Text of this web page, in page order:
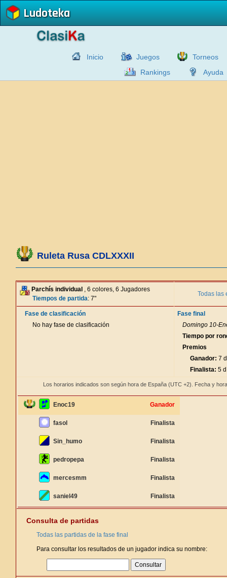
Ludoteka
Inicio Juegos
Torneos
Rankings
Ayuda
Ruleta Rusa CDLXXXII
Parchís individual , 6 colores, 6 Jugadores
Tiempos de partida: 7"
Todas las
Fase de clasificación
No hay fase de clasificación
Fase final
Domingo 10-
Tiempo por
Premios
Ganador: 7
Finalista: 5
Los horarios indicados son según hora de España (UTC +2). Fecha y
Enoc19 Ganador
fasol Finalista
Sin_humo Finalista
pedropepa Finalista
mercesmm Finalista
saniel49 Finalista
Consulta de partidas
Todas las partidas de la fase final
Para consultar los resultados de un jugador indica su nombre: